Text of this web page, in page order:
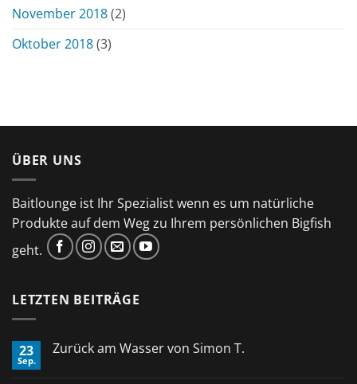
November 2018(2)
Oktober 2018(3)
ÜBER UNS
Baitlounge ist Ihr Spezialist wenn es um natürliche
Produkte auf dem Weg zu Ihrem persönlichen Bigfish
geht.
LETZTEN BEITRÄGE
23
Sep.
Zurück am Wasser von Simon T.